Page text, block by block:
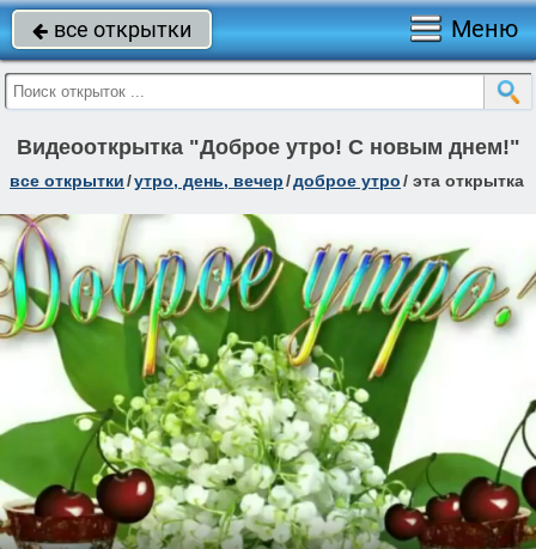
 все открытки Меню
Видеооткрытка "Доброе утро! С новым днем!"
все открытки/утро, день, вечер/доброе утро/ эта открытка